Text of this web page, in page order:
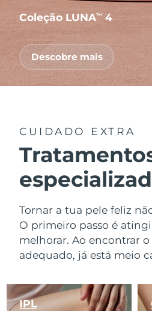
Coleção LUNA™ 4
Descobre mais
CUIDADO EXTRA
Tornar a tua pele feliz
O primeiro passo é
melhorar. Ao encontrar
adequado, já está meio
IPL